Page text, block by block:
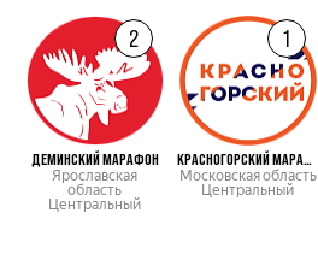
2
ДЕМИНСКИЙ МАРАФОН
Ярославская
область
Центральный
1
КРАСНОГОРСКИЙ МАРАФОН
Московская область
Центральный